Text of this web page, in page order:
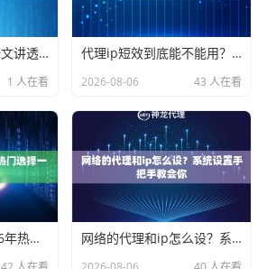
代理ip什么原理？一文讲透数据包在中转站的神奇旅程
1 人在看
代理ip短效到底能不能用？2026年短效代理凭啥越来越火
2026-08-06 43 人在看
代理ip用哪个？2026年热门选择一次说清楚 网络的代理和ip怎么设？系统设置手把手教会你